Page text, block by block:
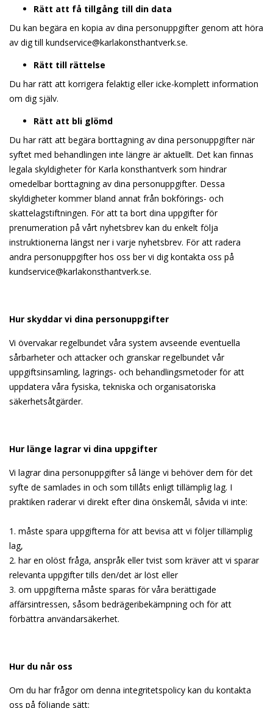
Rätt att få tillgång till din data
Du kan begära en kopia av dina personuppgifter genom att höra
av dig till kundservice@karlakonsthantverk.se.
Rätt till rättelse
Du har rätt att korrigera felaktig eller icke-komplett information
om dig själv.
Rätt att bli glömd
Du har rätt att begära borttagning av dina personuppgifter när
syftet med behandlingen inte längre är aktuellt. Det kan finnas
legala skyldigheter för Karla konsthantverk som hindrar
omedelbar borttagning av dina personuppgifter. Dessa
skyldigheter kommer bland annat från bokförings- och
skattelagstiftningen. För att ta bort dina uppgifter för
prenumeration på vårt nyhetsbrev kan du enkelt följa
instruktionerna längst ner i varje nyhetsbrev. För att radera
andra personuppgifter hos oss ber vi dig kontakta oss på
kundservice@karlakonsthantverk.se.
Hur skyddar vi dina personuppgifter
Vi övervakar regelbundet våra system avseende eventuella
sårbarheter och attacker och granskar regelbundet vår
uppgiftsinsamling, lagrings- och behandlingsmetoder för att
uppdatera våra fysiska, tekniska och organisatoriska
säkerhetsåtgärder.
Hur länge lagrar vi dina uppgifter
Vi lagrar dina personuppgifter så länge vi behöver dem för det
syfte de samlades in och som tillåts enligt tillämplig lag. I
praktiken raderar vi direkt efter dina önskemål, såvida vi inte:
1. måste spara uppgifterna för att bevisa att vi följer tillämplig
lag,
2. har en olöst fråga, anspråk eller tvist som kräver att vi sparar
relevanta uppgifter tills den/det är löst eller
3. om uppgifterna måste sparas för våra berättigade
affärsintressen, såsom bedrägeribekämpning och för att
förbättra användarsäkerhet.
Hur du når oss
Om du har frågor om denna integritetspolicy kan du kontakta
oss på följande sätt: